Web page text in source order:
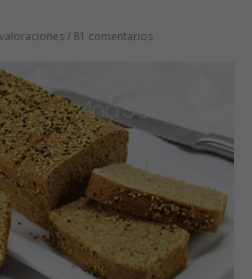
/ 81 comentarios